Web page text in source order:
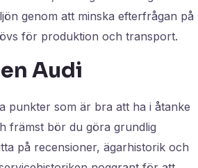
genom att minska efterfrågan på
för produktion och transport.
Audi
punkter som är bra att ha i åtanke
främst bör du göra grundlig
på recensioner, ägarhistorik och